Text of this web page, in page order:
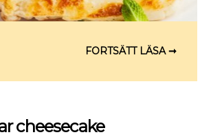
cheesecake